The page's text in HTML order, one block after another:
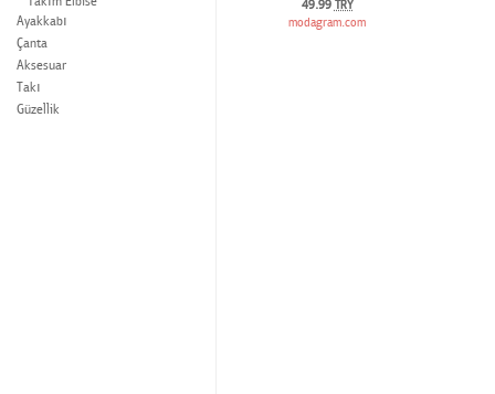
49.99 TRY
modagram.com
Ayakkabı
Çanta
Aksesuar
Takı
Güzellik